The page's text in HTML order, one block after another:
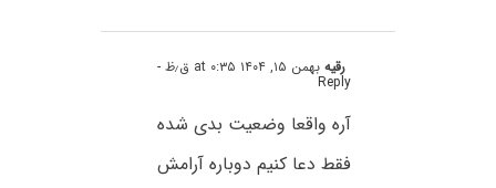
رقیهبهمن ۱۵, ۱۴۰۴ at ۰:۳۵ ق٫ظ -
Reply
آره واقعا وضعیت بدی شده
فقط دعا کنیم دوباره آرامش